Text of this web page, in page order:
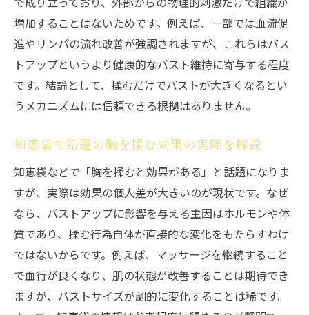
増加することはないためです。例えば、一部では血流促
進やリンパの流れ改善が強調されますが、これらはバス
トアップというより健康的なバスト維持に寄与する程度
です。結論として、揉むだけでバストが大きくなるとい
うメカニズムには信頼できる根拠はありません。
知恵袋で話題の胸を揉む効果の実際を解説
知恵袋などで「胸を揉むと効果がある」と話題になりま
すが、実際は効果の個人差が大きいのが現状です。なぜ
なら、バストアップに影響を与える主因はホルモンや体
質であり、揉む行為自体が直接的な変化をもたらすわけ
ではないからです。例えば、マッサージを継続すること
で血行が良くなり、肌の状態が改善することは期待でき
ますが、バストサイズが劇的に変化することは稀です。